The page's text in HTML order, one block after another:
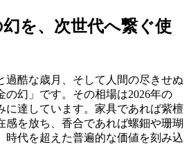
を、次世代へ繋ぐ使
過酷な歳月、そして人間の尽きせぬ
の幻」です。その相場は2026年の
に達しています。家具であれば紫檀
感を放ち、香合であれば螺鈿や珊瑚
時代を超えた普遍的な価値を刻み込